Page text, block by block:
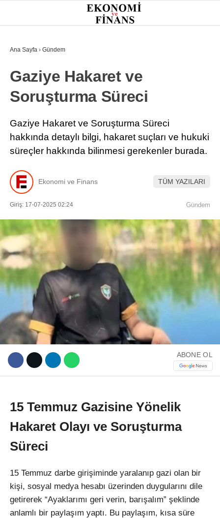
WhatsApp İhbar Hattı
Youtube
31.3°
GÜNDEM
EKONOMI
FINANS
BORSA
SEKTÖRLER
OTOMOBIL
Ana Sayfa › Gündem
Gaziye Hakaret ve
Soruşturma Süreci
Gaziye Hakaret ve Soruşturma Süreci
hakkında detaylı bilgi, hakaret suçları ve hukuki
süreçler hakkında bilinmesi gerekenler burada.
Ekonomi ve Finans TÜM YAZILARI
Giriş: 17-07-2025 02:24 Gündem
ABONE OL
15 Temmuz Gazisine Yönelik
Hakaret Olayı ve Soruşturma
Süreci
15 Temmuz darbe girişiminde yaralanıp gazi olan bir
kişi, sosyal medya hesabı üzerinden duygularını dile
getirerek “Ayaklarımı geri verin, barışalım” şeklinde
anlamlı bir paylaşım yaptı. Bu paylaşım, kısa süre